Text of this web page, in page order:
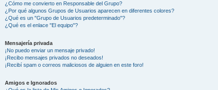
¿Cómo me convierto en Responsable del Grupo?
¿Por qué algunos Grupos de Usuarios aparecen en diferentes colores?
¿Qué es un "Grupo de Usuarios predeterminado"?
¿Qué es el enlace "El equipo"?
Mensajería privada
¡No puedo enviar un mensaje privado!
¡Recibo mensajes privados no deseados!
¡Recibí spam o correos maliciosos de alguien en este foro!
Amigos e Ignorados